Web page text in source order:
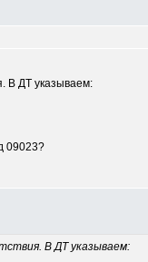
В ДТ указываем:
09023?
В ДТ указываем: